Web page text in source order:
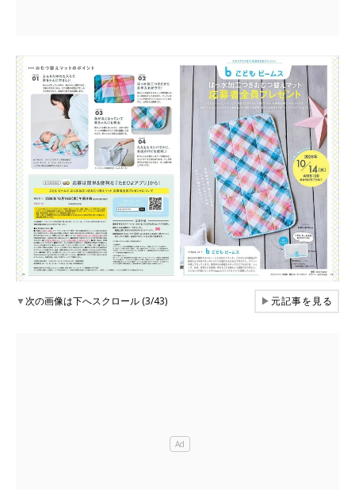
▼次の画像は下へスクロール (3/43) ▶元記事を見る